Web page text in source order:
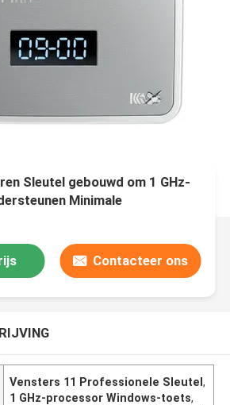
Sleutel gebouwd om 1 GHz-
Minimale
die zorgen voor consistent en
Contacteer ons
Vensters 11 Professionele Sleutel,
1 GHz-processor Windows-toets,